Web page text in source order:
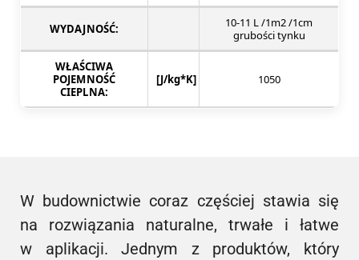
WYDAJNOŚĆ:
10-11 L /1m2 /1cm
grubości tynku
WŁAŚCIWA
POJEMNOŚĆ
CIEPLNA:
[J/kg*K] 1050
W budownictwie coraz częściej stawia się
na rozwiązania naturalne, trwałe i łatwe
w aplikacji. Jednym z produktów, który